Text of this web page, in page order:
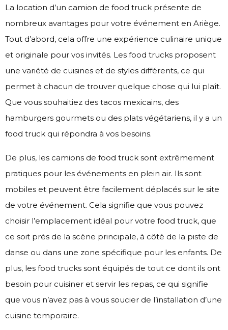
La location d’un camion de food truck présente de
nombreux avantages pour votre événement en Ariège.
Tout d’abord, cela offre une expérience culinaire unique
et originale pour vos invités. Les food trucks proposent
une variété de cuisines et de styles différents, ce qui
permet à chacun de trouver quelque chose qui lui plaît.
Que vous souhaitiez des tacos mexicains, des
hamburgers gourmets ou des plats végétariens, il y a un
food truck qui répondra à vos besoins.
De plus, les camions de food truck sont extrêmement
pratiques pour les événements en plein air. Ils sont
mobiles et peuvent être facilement déplacés sur le site
de votre événement. Cela signifie que vous pouvez
choisir l’emplacement idéal pour votre food truck, que
ce soit près de la scène principale, à côté de la piste de
danse ou dans une zone spécifique pour les enfants. De
plus, les food trucks sont équipés de tout ce dont ils ont
besoin pour cuisiner et servir les repas, ce qui signifie
que vous n’avez pas à vous soucier de l’installation d’une
cuisine temporaire.